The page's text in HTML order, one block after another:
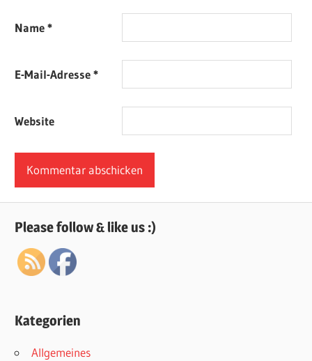
Name*
E-Mail-Adresse*
Website
Please follow & like us :)
Kategorien
Allgemeines